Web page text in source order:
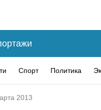
Спорт Политика
2013